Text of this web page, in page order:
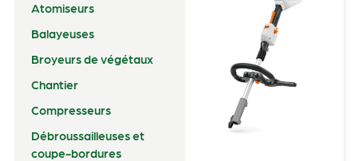
Atomiseurs
Balayeuses
Broyeurs de végétaux
Chantier
Compresseurs
Débroussailleuses et
coupe-bordures